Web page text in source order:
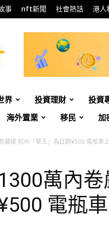
事 nft新聞 社會熱話 港人
界 投資理財 投資
海外置業 移民 加
嚴峻 杭州「單王」為日跑¥500 電瓶車
萬內卷
電瓶